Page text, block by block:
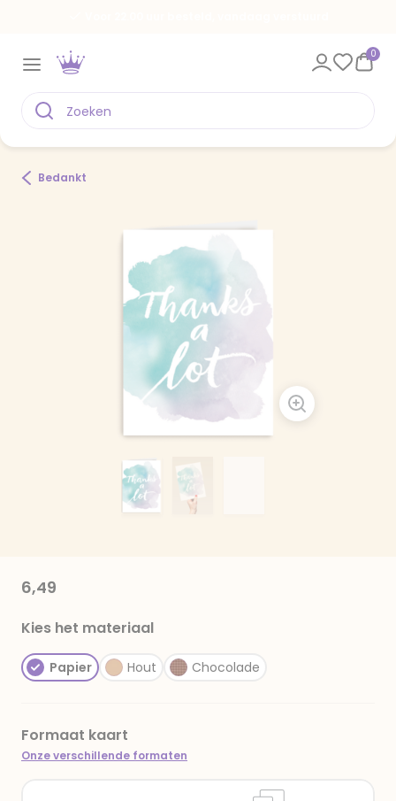
0
Bedankt
6,49
Kies het materiaal
Papier Hout Chocolade
Formaat kaart
Onze verschillende formaten